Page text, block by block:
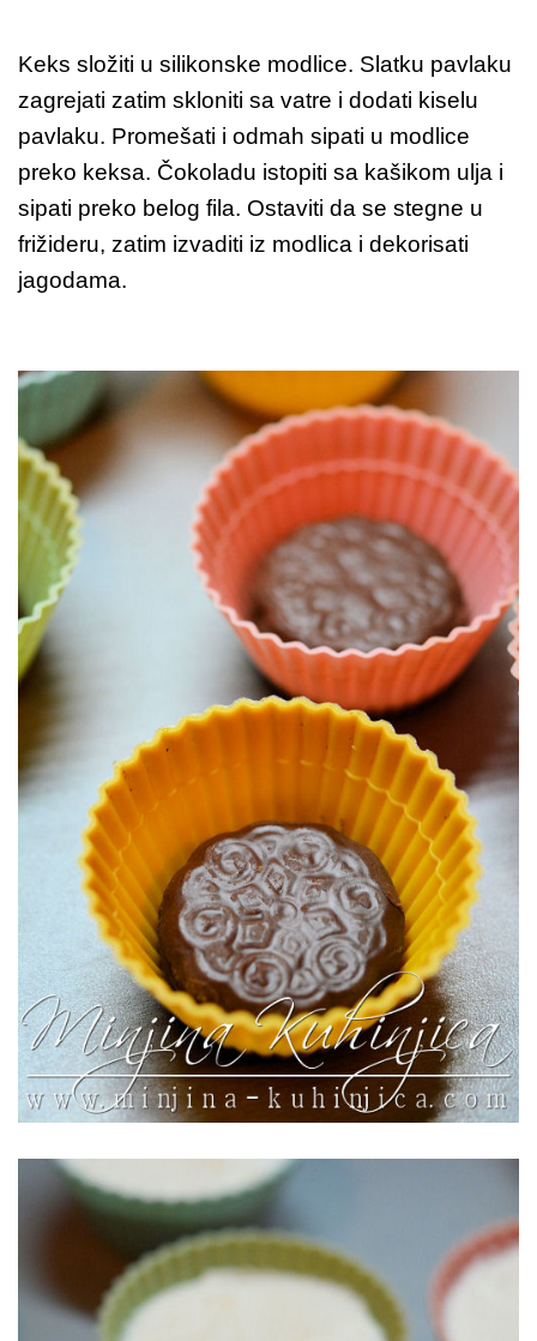
Keks složiti u silikonske modlice. Slatku pavlaku
zagrejati zatim skloniti sa vatre i dodati kiselu
pavlaku. Promešati i odmah sipati u modlice
preko keksa. Čokoladu istopiti sa kašikom ulja i
sipati preko belog fila. Ostaviti da se stegne u
frižideru, zatim izvaditi iz modlica i dekorisati
jagodama.